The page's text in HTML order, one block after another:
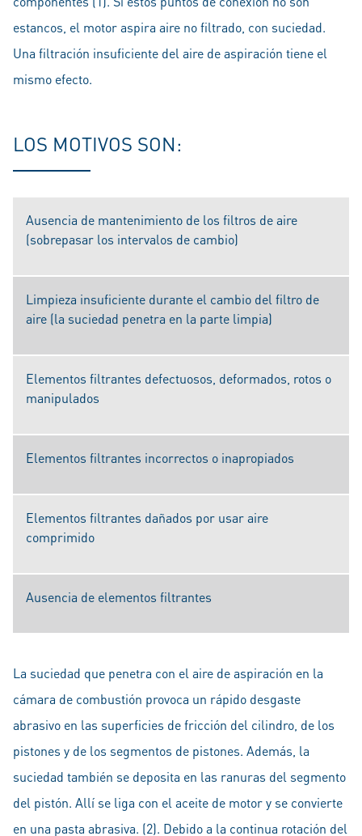
estancos, el motor aspira aire no filtrado, con suciedad.
Una filtración insuficiente del aire de aspiración tiene el
mismo efecto.
LOS MOTIVOS SON:
Ausencia de mantenimiento de los filtros de aire
(sobrepasar los intervalos de cambio)
Limpieza insuficiente durante el cambio del filtro de
aire (la suciedad penetra en la parte limpia)
Elementos filtrantes defectuosos, deformados, rotos o
manipulados
Elementos filtrantes incorrectos o inapropiados
Elementos filtrantes dañados por usar aire
comprimido
Ausencia de elementos filtrantes
La suciedad que penetra con el aire de aspiración en la
cámara de combustión provoca un rápido desgaste
abrasivo en las superficies de fricción del cilindro, de los
pistones y de los segmentos de pistones. Además, la
suciedad también se deposita en las ranuras del segmento
del pistón. Allí se liga con el aceite de motor y se convierte
en una pasta abrasiva. (2). Debido a la continua rotación del